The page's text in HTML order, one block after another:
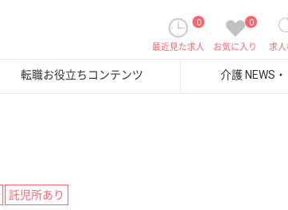
求
0
お気に入り
0
最近見た求人
転職お役立ちコンテンツ 介護 NEWS
託児所あり